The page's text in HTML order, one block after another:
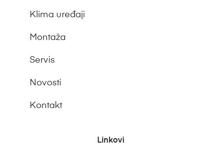
Klima uređaji
Montaža
Servis
Novosti
Kontakt
Linkovi